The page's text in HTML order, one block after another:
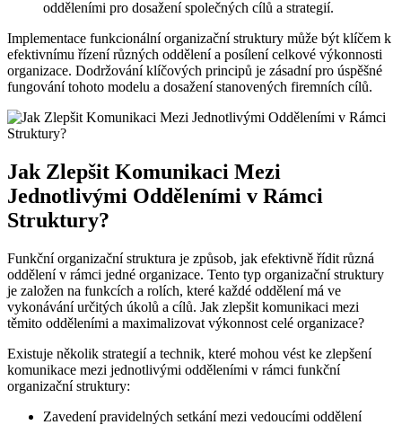
odděleními pro dosažení společných cílů a strategií.
Implementace funkcionální organizační struktury může být klíčem k
efektivnímu řízení různých oddělení a posílení celkové výkonnosti
organizace. Dodržování klíčových principů je zásadní pro úspěšné
fungování tohoto modelu a dosažení stanovených firemních cílů.
Jak Zlepšit Komunikaci Mezi
Jednotlivými Odděleními v Rámci
Struktury?
Funkční organizační struktura je způsob, jak efektivně řídit různá
oddělení v rámci jedné organizace. Tento typ organizační struktury
je založen na funkcích a rolích, které každé oddělení má ve
vykonávání určitých úkolů a cílů. Jak zlepšit komunikaci mezi
těmito odděleními a maximalizovat výkonnost celé organizace?
Existuje několik strategií a technik, které mohou vést ke zlepšení
komunikace mezi jednotlivými odděleními v rámci funkční
organizační struktury:
Zavedení pravidelných setkání mezi vedoucími oddělení